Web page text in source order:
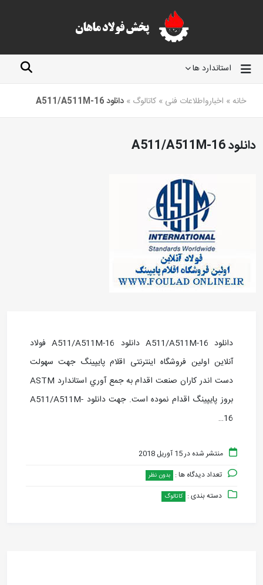
استاندارد ها
خانه » اخبارواطلاعات فنی » کاتالوگ » دانلود A511/A511M-16
دانلود A511/A511M-16
دانلود A511/A511M-16 دانلود A511/A511M-16 فولاد
آنلاین اولین فروشگاه اینترنتی اقلام پایپینگ جهت سهولت
دست اندر کاران صنعت اقدام به جمع آوري استاندارد ASTM
بروز پايپينگ اقدام نموده است. جهت دانلود A511/A511M-
16…
منتشر شده در 15 آوریل 2018
تعداد دیدگاه ها : بدون نظر
دسته بندی : کاتالوگ